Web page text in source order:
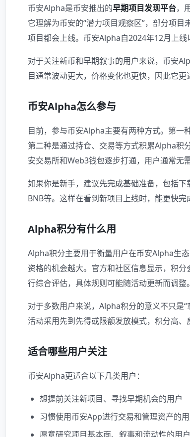
币安Alpha是币安推出的早期项目发现平台，
它理解为币安的“潜力项目观察区”，部分项
项目都会上线。币安Alpha自2024年12月上
对于关注新币和早期叙事的用户来说，币安
目通常波动更大，价格变化也更快，因此它更
币安Alpha怎么参与
目前，参与币安Alpha主要有两种方式。第一
第二种是通过持仓、交易等方式积累Alpha积
安交易所和Web3钱包逐步打通，用户通常无
如果你是新手，建议先完成基础准备，包括下
BNB等。这样在看到新项目上线时，能更快完
Alpha积分有什么用
Alpha积分主要用于衡量用户在币安Alpha生
资格的机会越大。官方和社区信息显示，积
行综合评估，具体规则可能随活动更新而调整。
对于多数用户来说，Alpha积分的意义不只是
活动采用先到先得或限额发放模式，积分高、
适合哪些用户关注
币安Alpha更适合以下几类用户：
想提前关注新项目、寻找早期机会的用户
习惯使用币安App进行交易和管理资产的
愿意研究项目基本面、叙事和流动性的用户